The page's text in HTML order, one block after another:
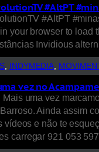
#AltPT
#AltPT
your browser to load
Invidious
INDYMEDIA
vez no
Mais uma vez
Ainda assim
vídeos e não te
carregar 921 053